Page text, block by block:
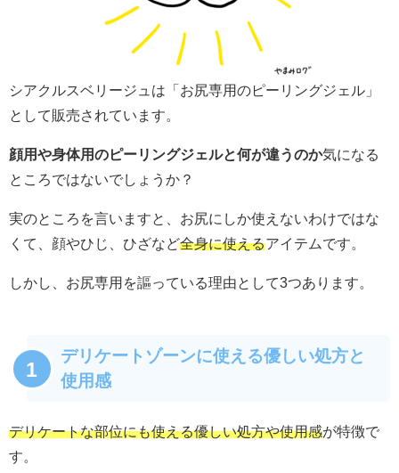
シアクルスベリージュは「お尻専用のピーリングジェル」
として販売されています。
顔用や身体用のピーリングジェルと何が違うのか気になる
ところではないでしょうか？
実のところを言いますと、お尻にしか使えないわけではな
くて、顔やひじ、ひざなど全身に使えるアイテムです。
しかし、お尻専用を謳っている理由として3つあります。
1
デリケートゾーンに使える優しい処方と
使用感
デリケートな部位にも使える優しい処方や使用感が特徴で
す。